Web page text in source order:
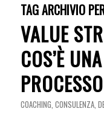
TAG ARCHIVIO
VALUE
COS’È
PROCESSO
COACHING, CONSULENZA,